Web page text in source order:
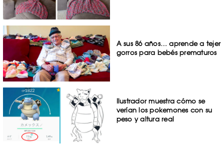
A sus 86 años… aprende a tejer
gorros para bebés prematuros
Ilustrador muestra cómo se
verían los pokemones con su
peso y altura real